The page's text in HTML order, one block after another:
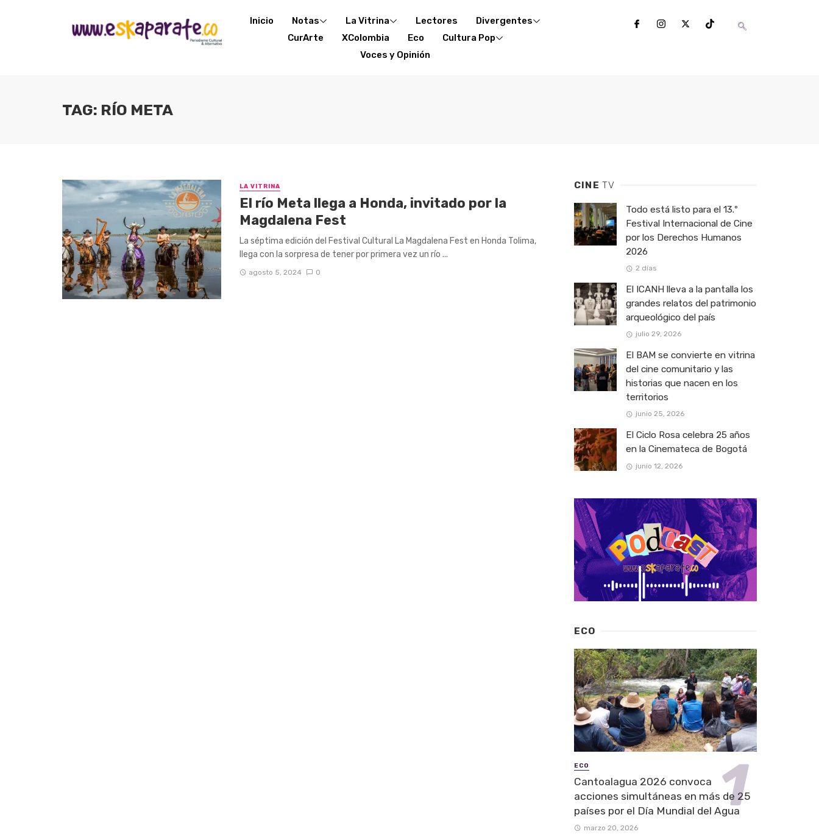
Inicio Notas La Vitrina Lectores
Divergentes
CurArte
XColombia Eco
Cultura Pop
Voces y Opinión
TAG: RÍO META
LA VITRINA
El río Meta llega a Honda, invitado por la
Magdalena Fest
La séptima edición del Festival Cultural La Magdalena Fest en Honda Tolima,
llega con la sorpresa de tener por primera vez un río ...
agosto 5, 2024 0
CINETV
Todo está listo para el 13.º
Festival Internacional de Cine
por los Derechos Humanos
2026
2 días
El ICANH lleva a la pantalla los
grandes relatos del patrimonio
arqueológico del país
julio 29, 2026
El BAM se convierte en vitrina
del cine comunitario y las
historias que nacen en los
territorios
junio 25, 2026
El Ciclo Rosa celebra 25 años
en la Cinemateca de Bogotá
junio 12, 2026
ECO
ECO
Cantoalagua 2026 convoca
acciones simultáneas en más de 25
países por el Día Mundial del Agua
marzo 20, 2026